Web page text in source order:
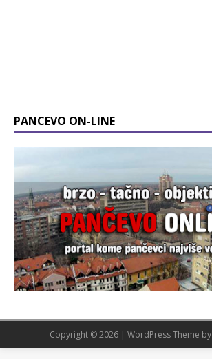
PANCEVO ON-LINE
Copyright © 2026 | WordPress Theme by